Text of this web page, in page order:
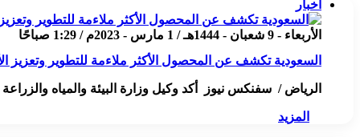
اخبار
الأربعاء - 9 شعبان - 1444هـ / 1 مارس - 2023م / 1:29 صباحًا
السعودية تكشف عن المحصول الأكثر ملاءمة للتطوير وتعزيز
الرياض / سفنكس نيوز أكد وكيل وزارة البيئة والمياه
المزيد